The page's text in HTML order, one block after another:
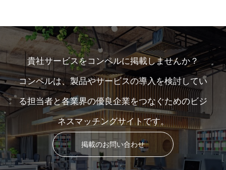
貴社サービスをコンペルに掲載しませんか？
コンペルは、製品やサービスの導入を検討してい
る担当者と各業界の優良企業をつなぐためのビジ
ネスマッチングサイトです。
掲載のお問い合わせ